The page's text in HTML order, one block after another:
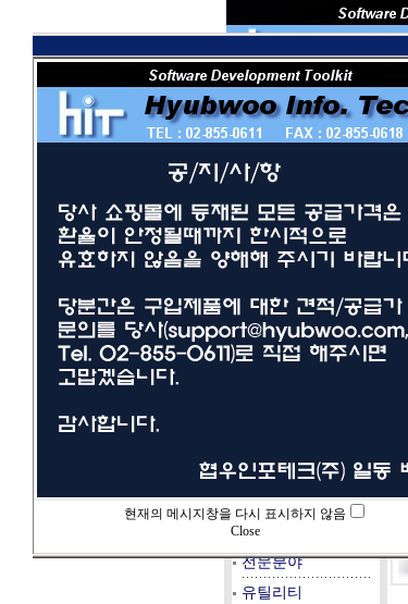
회 원 I D
멀티미디어
데이타베이스
시스템/서버
전문분야
유틸리티
현재의 메시지창을 다시 표시하지 않음
Close